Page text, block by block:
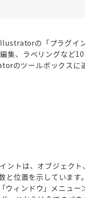
の「プラグイ
集、ラベリングなど
のツールボックスに
ントは、オブジェク
位置を示しています。
ウィンドウ」メニュー